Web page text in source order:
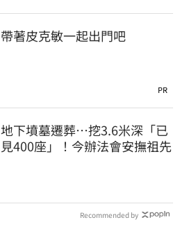
帶著皮克敏一起出門吧
PR
地下墳墓遷葬…挖3.6米深「已
見400座」！今辦法會安撫祖先
Recommended by